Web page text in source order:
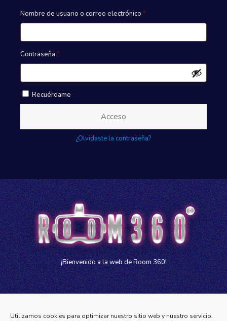
Utilizamos cookies para optimizar nuestro sitio web y nuestro servicio.
Nombre de usuario o correo electrónico *Obligatorio
Contraseña *Obligatorio
Recuérdame
Acceso
¿Olvidaste la contraseña?
¡Bienvenido a la web de Room 360!